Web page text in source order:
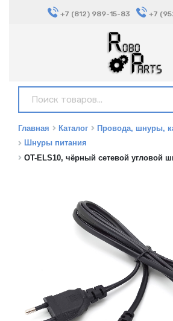
+7 (812) 989-15-83 +7
Главная Каталог
Провода, шнуры,
Шнуры питания
OT-ELS10, чёрный сетевой угловой